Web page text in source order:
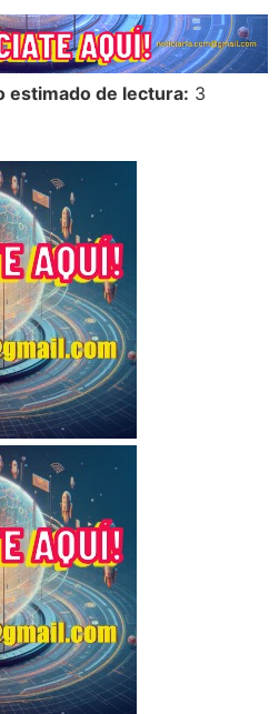
estimado de lectura: 3